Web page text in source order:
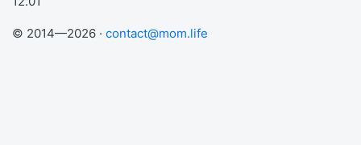
© 2014—2026 · contact@mom.life